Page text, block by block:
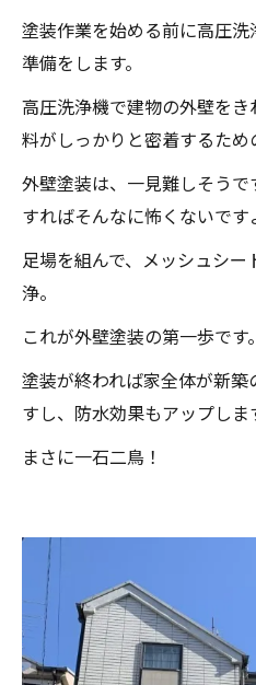
塗装作業を始める前に高圧
準備をします。
高圧洗浄機で建物の外壁を
料がしっかりと密着するため
外壁塗装は、一見難しそう
すればそんなに怖くないです
足場を組んで、メッシュシ
浄。
これが外壁塗装の第一歩です。
塗装が終われば家全体が新
すし、防水効果もアップしま
まさに一石二鳥！